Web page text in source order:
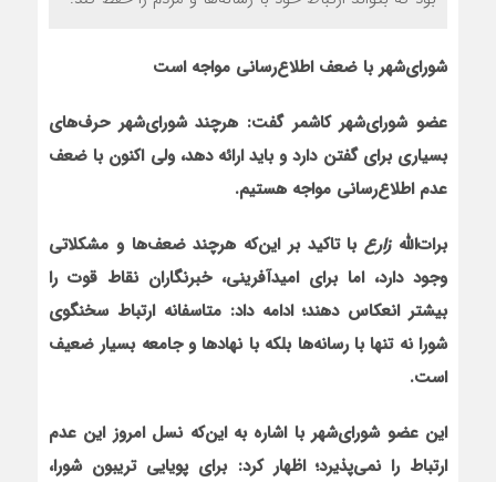
شورای‌شهر با ضعف اطلاع‌رسانی مواجه است
عضو شورای‌شهر کاشمر گفت: هرچند شورای‌شهر حرف‌های
بسیاری برای گفتن دارد و باید ارائه دهد، ولی اکنون با ضعف
عدم اطلاع‌رسانی مواجه‌ هستیم.
برات‌الله زارعبا تاکید بر این‌که هرچند ضعف‌ها و مشکلاتی
وجود دارد، اما برای امیدآفرینی، خبرنگاران نقاط قوت را
بیشتر انعکاس دهند؛ ادامه داد: متاسفانه ارتباط سخنگوی
شورا نه تنها با رسانه‌ها بلکه با نهادها و جامعه بسیار ضعیف
است.
این عضو شورای‌شهر با اشاره به این‌که نسل امروز این عدم
ارتباط را نمی‌پذیرد؛ اظهار کرد: برای پویایی تریبون شورا،